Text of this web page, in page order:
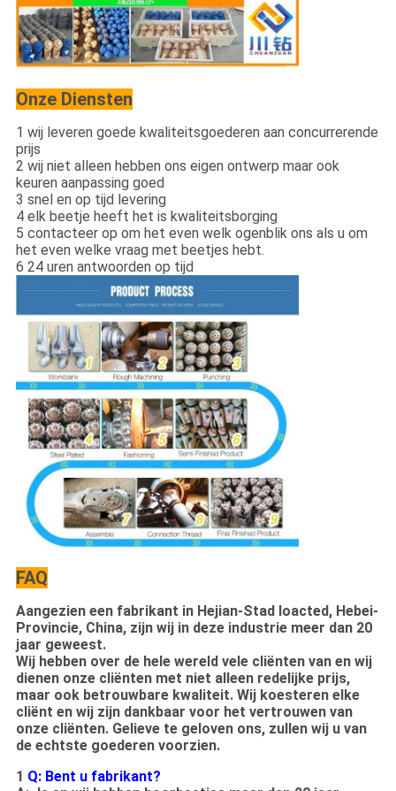
Onze Diensten
1 wij leveren goede kwaliteitsgoederen aan concurrerende
prijs
2 wij niet alleen hebben ons eigen ontwerp maar ook
keuren aanpassing goed
3 snel en op tijd levering
4 elk beetje heeft het is kwaliteitsborging
5 contacteer op om het even welk ogenblik ons als u om
het even welke vraag met beetjes hebt.
6 24 uren antwoorden op tijd
FAQ
Aangezien een fabrikant in Hejian-Stad loacted, Hebei-
Provincie, China, zijn wij in deze industrie meer dan 20
jaar geweest.
Wij hebben over de hele wereld vele cliënten van en wij
dienen onze cliënten met niet alleen redelijke prijs,
maar ook betrouwbare kwaliteit. Wij koesteren elke
cliënt en wij zijn dankbaar voor het vertrouwen van
onze cliënten. Gelieve te geloven ons, zullen wij u van
de echtste goederen voorzien.
1 Q: Bent u fabrikant?